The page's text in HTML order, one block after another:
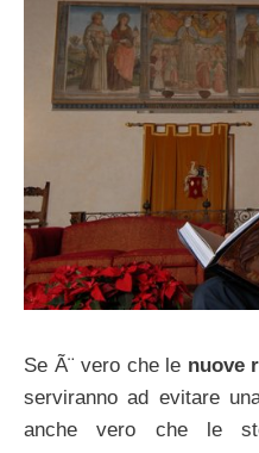
Se Ã¨ vero che le nuove
serviranno ad evitare
anche vero che le